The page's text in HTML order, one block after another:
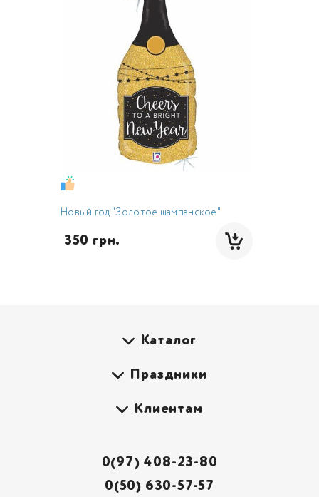
Новый год "Золотое шампанское"
350 грн.
Каталог
Праздники
Клиентам
0(97) 408-23-80
0(50) 630-57-57